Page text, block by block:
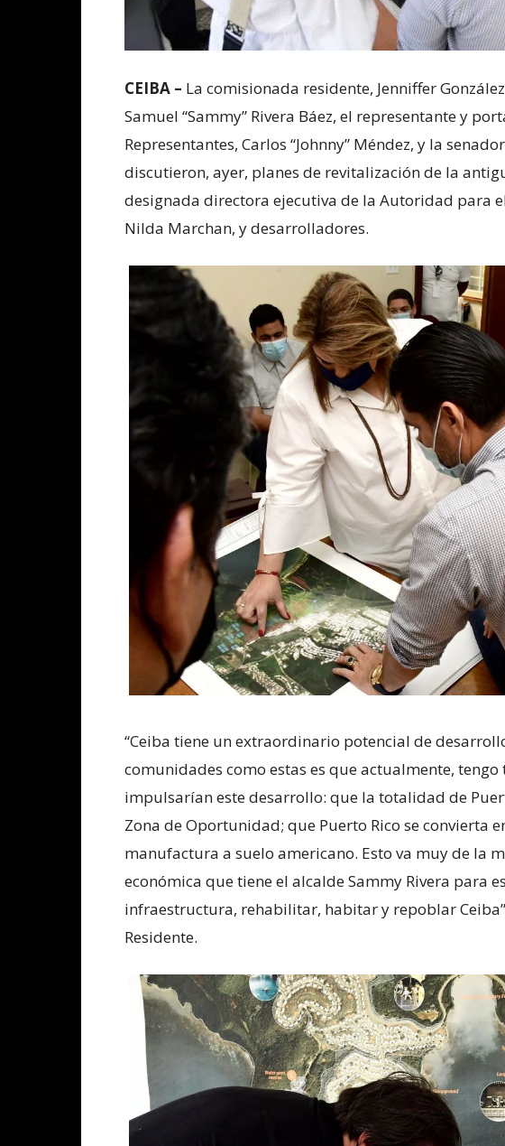
CEIBA – La comisionada residente, Jenniffer
Samuel “Sammy” Rivera Báez, el representante y
Representantes, Carlos “Johnny” Méndez, y la
discutieron, ayer, planes de revitalización de la
designada directora ejecutiva de la Autoridad para
Nilda Marchan, y desarrolladores.
“Ceiba tiene un extraordinario potencial de
comunidades como estas es que actualmente,
impulsarían este desarrollo: que la totalidad de
Zona de Oportunidad; que Puerto Rico se convierta
manufactura a suelo americano. Esto va muy de la
económica que tiene el alcalde Sammy Rivera para
infraestructura, rehabilitar, habitar y repoblar
Residente.